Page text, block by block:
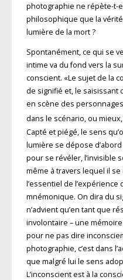
photographie ne répète-t-
philosophique que la
lumière de la mort ?
Spontanément, ce qui se
intime va du fond vers la
conscient. «Le sujet de la
de signifié et, le saisissant
en scène des personnages
dans le scénario, ou
Capté et piégé, le sens
lumière se dépose
pour se révéler, l’invisible
même à travers lequel il
l’essentiel de
mnémonique. On dira du
n’advient qu’en tant que
involontaire – une
pour ne pas dire
photographie, c’est dans
que malgré lui le sens
L’inconscient est à la